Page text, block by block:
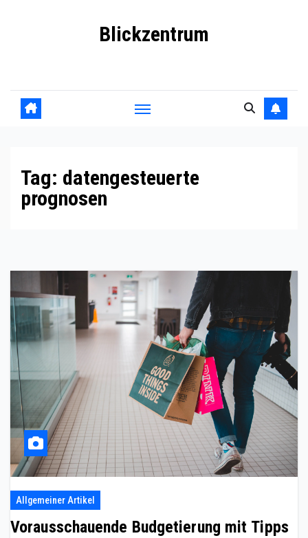
Blickzentrum
Tag: datengesteuerte
prognosen
Allgemeiner Artikel
Vorausschauende Budgetierung mit Tipps